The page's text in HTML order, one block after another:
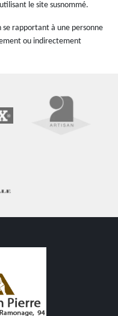
le site susnommé.
rapportant à une personne
ou indirectement